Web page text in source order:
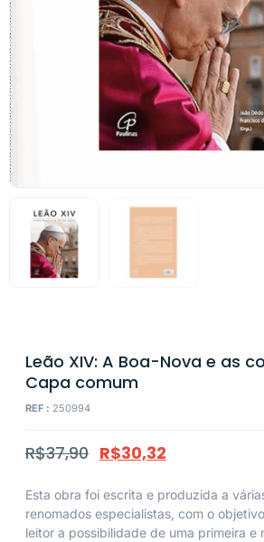
Leão XIV: A Boa-Nova e as
Capa comum
REF : 250994
R$37,90 R$30,32
Esta obra foi escrita e produzida a
renomados especialistas, com o
leitor a possibilidade de uma primeira e